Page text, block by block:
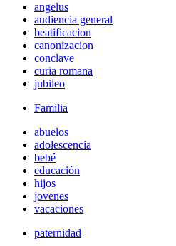
angelus
audiencia general
beatificacion
canonizacion
conclave
curia romana
jubileo
Familia
abuelos
adolescencia
bebé
educación
hijos
jovenes
vacaciones
paternidad